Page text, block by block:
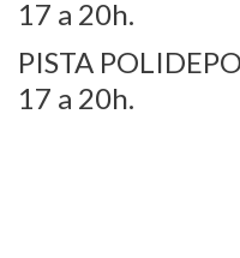
17 a 20h.
PISTA
17 a 20h.